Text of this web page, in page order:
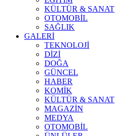
KÜLTÜR & SANAT
OTOMOBİL
SAĞLIK
GALERİ
TEKNOLOJİ
DİZİ
DOĞA
GÜNCEL
HABER
KOMİK
KÜLTÜR & SANAT
MAGAZİN
MEDYA
OTOMOBİL